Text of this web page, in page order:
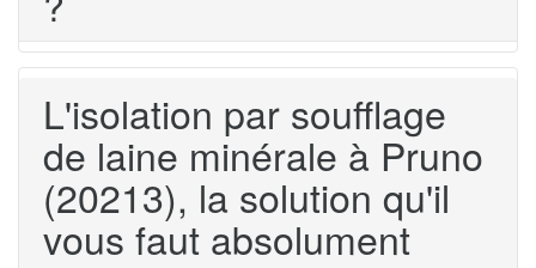
L'isolation par soufflage
de laine minérale à Pruno
(20213), la solution qu'il
vous faut absolument